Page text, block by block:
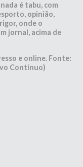
é tabu, com
opinião,
onde o
jornal, acima de
e online. Fonte:
Contínuo)